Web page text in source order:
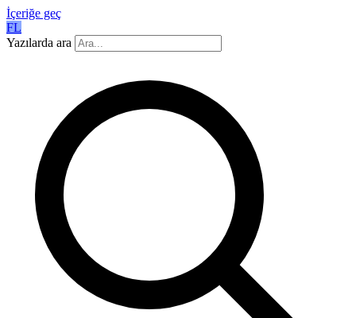
İçeriğe geç
FL
Yazılarda ara